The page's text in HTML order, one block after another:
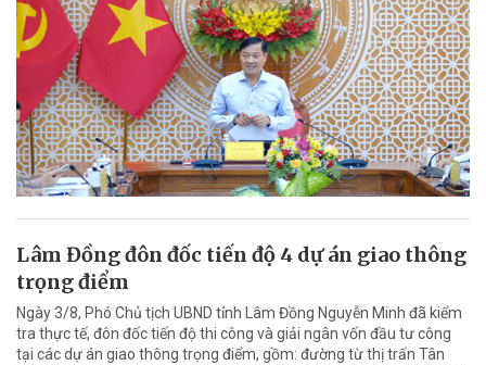
Lâm Đồng đôn đốc tiến độ 4 dự án giao thông
trọng điểm
Ngày 3/8, Phó Chủ tịch UBND tỉnh Lâm Đồng Nguyễn Minh đã kiểm
tra thực tế, đôn đốc tiến độ thi công và giải ngân vốn đầu tư công
tại các dự án giao thông trọng điểm, gồm: đường từ thị trấn Tân